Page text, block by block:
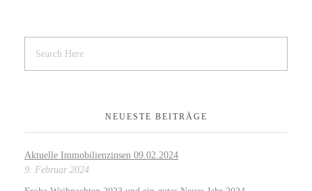
NEUESTE BEITRÄGE
Aktuelle Immobilienzinsen 09.02.2024
9. Februar 2024